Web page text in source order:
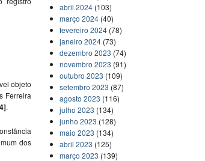
objeto
Ferreira
.
dos
abril 2024 (103)
março 2024 (40)
fevereiro 2024 (78)
janeiro 2024 (73)
dezembro 2023 (74)
novembro 2023 (91)
outubro 2023 (109)
setembro 2023 (87)
agosto 2023 (116)
julho 2023 (134)
junho 2023 (128)
maio 2023 (134)
abril 2023 (125)
março 2023 (139)